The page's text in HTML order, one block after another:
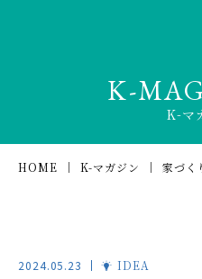
K-
K-マ
HOME K-マガジン 家づく
2024.05.23 IDEA